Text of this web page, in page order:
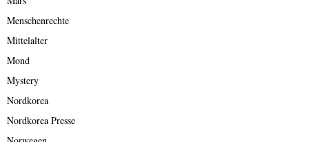
Menschenrechte
Mittelalter
Mond
Mystery
Nordkorea
Nordkorea Presse